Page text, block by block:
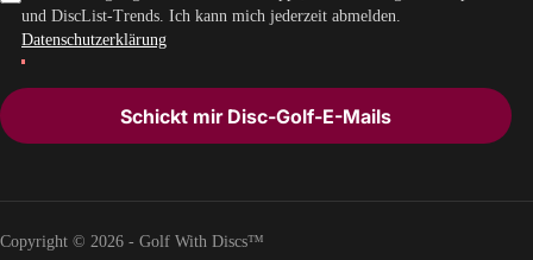
und DiscList-Trends. Ich kann mich jederzeit abmelden.
Datenschutzerklärung
Schickt mir Disc-Golf-E-Mails
Copyright © 2026 - Golf With Discs™